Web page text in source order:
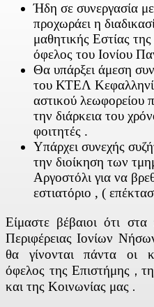
Ήδη σε συνεργασία
προχωράει η
μαθητικής Εστίας
όφελος του Ιονίου
Θα υπάρξει άμεση
του ΚΤΕΛ
αστικού λεωφορείου
την διάρκεια του
φοιτητές .
Υπάρχει συνεχής
την διοίκηση των
Αργοστόλι για να
εστιατόριο , (
Είμαστε βέβαιοι ότι στα
Περιφέρειας Ιονίων
θα γίνονται πάντα οι
όφελος της Επιστήμης ,
και της Κοινωνίας μας .